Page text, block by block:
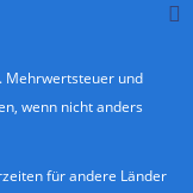
Mehrwertsteuer und
wenn nicht anders
für andere Länder